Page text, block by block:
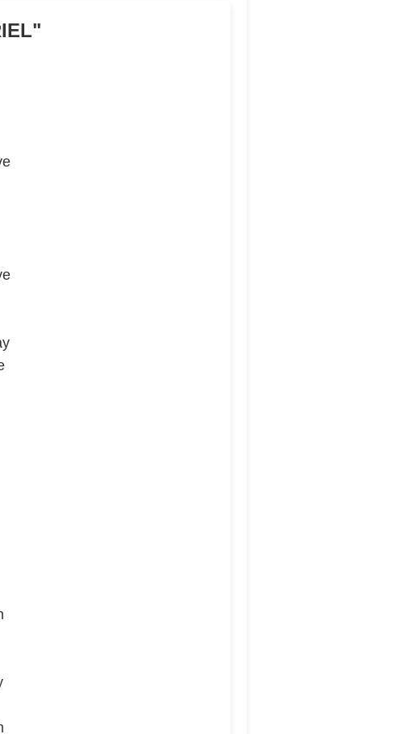
"